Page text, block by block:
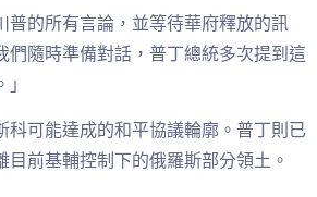
的所有言論，並等待華府釋放的訊
隨時準備對話，普丁總統多次提到這
可能達成的和平協議輪廓。普丁則已
前基輔控制下的俄羅斯部分領土。